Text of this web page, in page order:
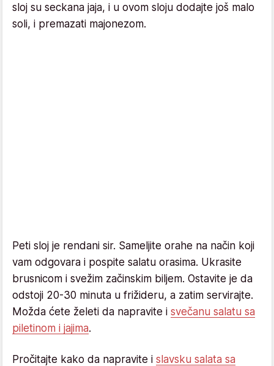
sloj su seckana jaja, i u ovom sloju dodajte još malo
soli, i premazati majonezom.
Peti sloj je rendani sir. Sameljite orahe na način koji
vam odgovara i pospite salatu orasima. Ukrasite
brusnicom i svežim začinskim biljem. Ostavite je da
odstoji 20-30 minuta u frižideru, a zatim servirajte.
Možda ćete želeti da napravite i svečanu salatu sa
piletinom i jajima.
Pročitajte kako da napravite i slavsku salata sa